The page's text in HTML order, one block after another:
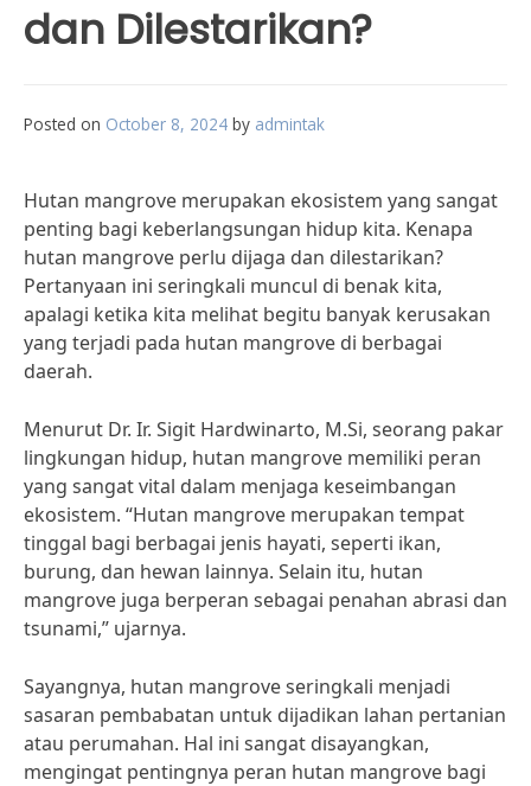
dan Dilestarikan?
Posted on October 8, 2024 by admintak
Hutan mangrove merupakan ekosistem yang sangat
penting bagi keberlangsungan hidup kita. Kenapa
hutan mangrove perlu dijaga dan dilestarikan?
Pertanyaan ini seringkali muncul di benak kita,
apalagi ketika kita melihat begitu banyak kerusakan
yang terjadi pada hutan mangrove di berbagai
daerah.
Menurut Dr. Ir. Sigit Hardwinarto, M.Si, seorang pakar
lingkungan hidup, hutan mangrove memiliki peran
yang sangat vital dalam menjaga keseimbangan
ekosistem. “Hutan mangrove merupakan tempat
tinggal bagi berbagai jenis hayati, seperti ikan,
burung, dan hewan lainnya. Selain itu, hutan
mangrove juga berperan sebagai penahan abrasi dan
tsunami,” ujarnya.
Sayangnya, hutan mangrove seringkali menjadi
sasaran pembabatan untuk dijadikan lahan pertanian
atau perumahan. Hal ini sangat disayangkan,
mengingat pentingnya peran hutan mangrove bagi